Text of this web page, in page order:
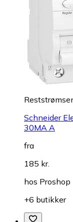
Schneider
30MA A
fra
185 kr.
hos Proshop
+6 butikker